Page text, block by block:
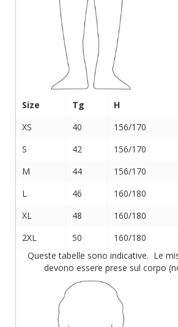
Size Tg H
XS
40 156/170
S
42 156/170
M
44 156/170
L
46 160/180
XL
48 160/180
2XL
50 160/180
Queste tabelle sono indicative. Le
devono essere prese sul corpo